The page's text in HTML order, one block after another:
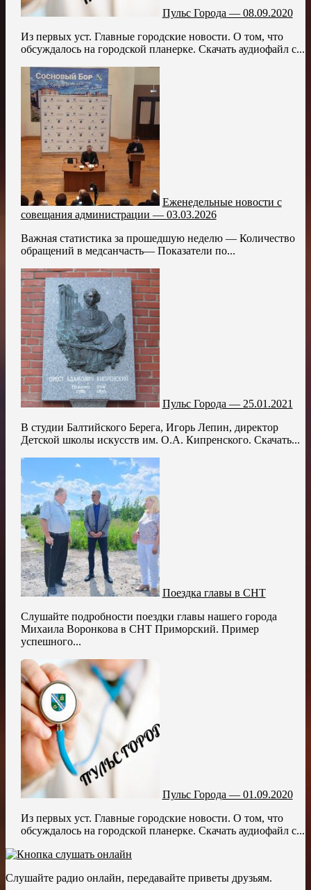
Пульс Города — 08.09.2020
Из первых уст. Главные городские новости. О том, что
обсуждалось на городской планерке. Скачать аудиофайл с...
Еженедельные новости с
совещания администрации — 03.03.2026
Важная статистика за прошедшую неделю — Количество
обращений в медсанчасть— Показатели по...
Пульс Города — 25.01.2021
В студии Балтийского Берега, Игорь Лепин, директор
Детской школы искусств им. О.А. Кипренского. Скачать...
Поездка главы в СНТ
Слушайте подробности поездки главы нашего города
Михаила Воронкова в СНТ Приморский. Пример
успешного...
Пульс Города — 01.09.2020
Из первых уст. Главные городские новости. О том, что
обсуждалось на городской планерке. Скачать аудиофайл с...
Слушайте радио онлайн, передавайте приветы друзьям.